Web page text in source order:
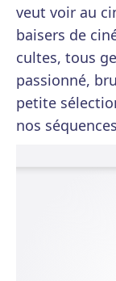
veut voir au
baisers de
cultes, tous
passionné,
petite
nos